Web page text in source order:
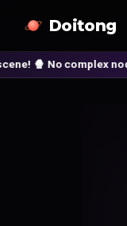
Doitong
or APIs! ⚙️